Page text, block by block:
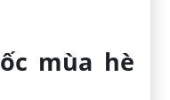
mùa hè